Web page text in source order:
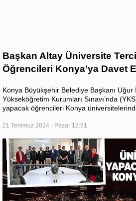
Başkan Altay Üniversite
Öğrencileri Konya’ya Davet
Konya Büyükşehir Belediye Başkanı Uğur
Yükseköğretim Kurumları Sınavı’nda
yapacak öğrencileri Konya
21 Temmuz 2024 - Pazar 12:51